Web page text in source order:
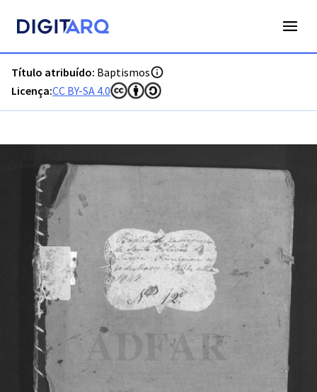
Título atribuído: Baptismos
Licença:CC BY-SA 4.0